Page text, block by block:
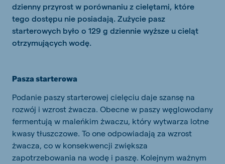
dzienny przyrost w porównaniu z cielętami, które
tego dostępu nie posiadają. Zużycie pasz
starterowych było o 129 g dziennie wyższe u cieląt
otrzymujących wodę.
Pasza starterowa
Podanie paszy starterowej cielęciu daje szansę na
rozwój i wzrost żwacza. Obecne w paszy węglowodany
fermentują w maleńkim żwaczu, który wytwarza lotne
kwasy tłuszczowe. To one odpowiadają za wzrost
żwacza, co w konsekwencji zwiększa
zapotrzebowania na wodę i paszę. Kolejnym ważnym